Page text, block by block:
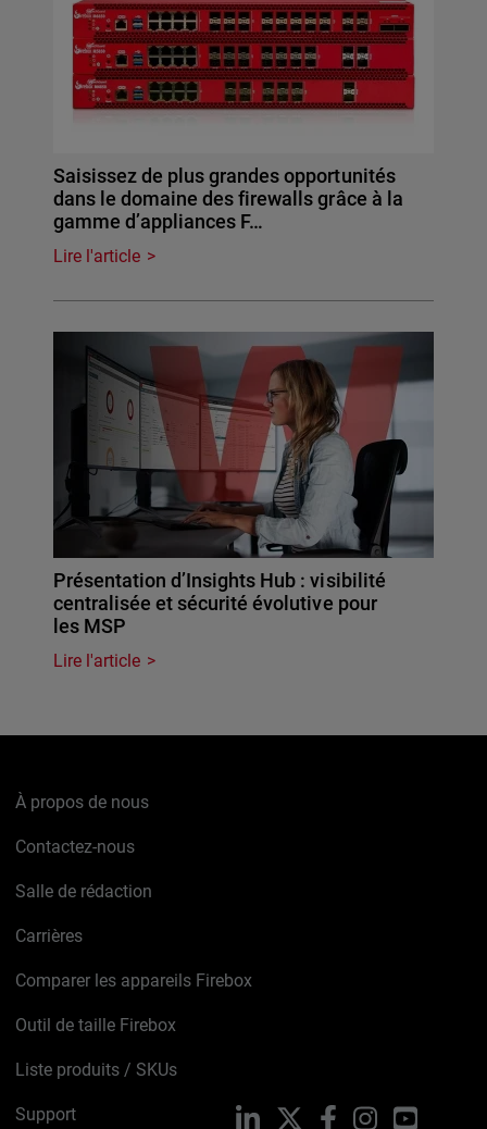
Saisissez de plus grandes opportunités
dans le domaine des firewalls grâce à la
gamme d’appliances F…
Lire l'article
Présentation d’Insights Hub : visibilité
centralisée et sécurité évolutive pour
les MSP
Lire l'article
À propos de nous
Contactez-nous
Salle de rédaction
Carrières
Comparer les appareils Firebox
Outil de taille Firebox
Liste produits / SKUs
Support LinkedIn FacebookInstagramYouTube